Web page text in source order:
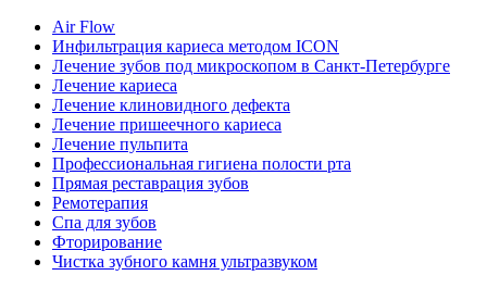
Air Flow
Инфильтрация кариеса методом ICON
Лечение зубов под микроскопом в Санкт-Петербурге
Лечение кариеса
Лечение клиновидного дефекта
Лечение пришеечного кариеса
Лечение пульпита
Профессиональная гигиена полости рта
Прямая реставрация зубов
Ремотерапия
Спа для зубов
Фторирование
Чистка зубного камня ультразвуком